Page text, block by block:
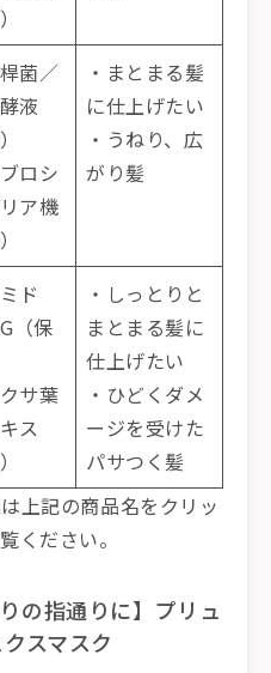
菌／
液
ロシ
ア機
・まとまる髪
に仕上げたい
・うねり、広
がり髪
ド
（保
サ葉
ス
・しっとりと
まとまる髪に
仕上げたい
・ひどくダメ
ージを受けた
パサつく髪
上記の商品名をクリッ
ください。
の指通りに】プリュ
スマスク